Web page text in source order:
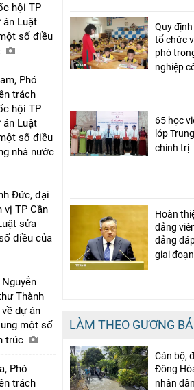
hội TP
án Luật
số điều
Phó
trách
hội TP
án Luật
số điều
nhà nước
Đức, đại
vị TP Cần
sửa
điều của
Thành
dự án
một số
trúc
Phó
trách
Quy
tổ chức
phó
nghiệp
65 học
lớp
chính trị
Hoàn
đảng
đảng
giai
LÀM THEO GƯƠNG
Cán bộ,
Đông
nhân dân